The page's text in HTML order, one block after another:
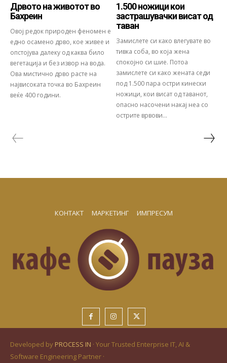
Дрвото на животот во
Бахреин
Овој редок природен феномен е
едно осамено дрво, кое живее и
опстојува далеку од каква било
вегетација и без извор на вода.
Ова мистично дрво расте на
највисоката точка во Бахреин
веќе 400 години.
1.500 ножици кои
застрашувачки висат од
таван
Замислете си како влегувате во
тивка соба, во која жена
спокојно си шие. Потоа
замислете си како жената седи
под 1.500 пара остри кинески
ножици, кои висат од таванот,
опасно насочени накај неа со
острите врвови...
КОНТАКТ МАРКЕТИНГ ИМПРЕСУМ
Developed by PROCESS IN · Your Trusted Enterprise IT, AI &
Software Engineering Partner ·